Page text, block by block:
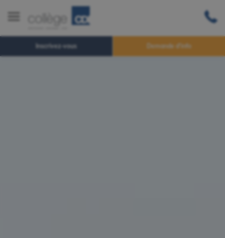
Inscrivez-vous Demande d'info